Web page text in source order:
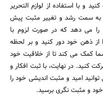
و با استفاده از لوازم التحریر
به سمت رشد و تغییر مثبت پیش
را می دهد که در صورت لزوم با
از ذهن خود دور کنید و بر لحظه
کمک می کند تا از خلاقیت خود
کنید. در نهایت، با ثبت افکار و
امید و مثبت اندیشی خود را
خود و مثبت نگری برسید.